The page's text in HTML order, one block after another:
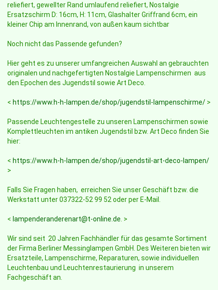
reliefiert, gewellter Rand umlaufend reliefiert, Nostalgie
Ersatzschirm D: 16cm, H: 11cm, Glashalter Griffrand 6cm, ein
kleiner Chip am Innenrand, von außen kaum sichtbar
Noch nicht das Passende gefunden?
Hier geht es zu unserer umfangreichen Auswahl an gebrauchten
originalen und nachgefertigten Nostalgie Lampenschirmen aus
den Epochen des Jugendstil sowie Art Deco.
< https://www.h-h-lampen.de/shop/jugendstil-lampenschirme/ >
Passende Leuchtengestelle zu unseren Lampenschirmen sowie
Komplettleuchten im antiken Jugendstil bzw. Art Deco finden Sie
hier:
< https://www.h-h-lampen.de/shop/jugendstil-art-deco-lampen/
>
Falls Sie Fragen haben, erreichen Sie unser Geschäft bzw. die
Werkstatt unter 037322-52 99 52 oder per E-Mail.
< lampenderanderenart@t-online.de. >
Wir sind seit 20 Jahren Fachhändler für das gesamte Sortiment
der Firma Berliner Messinglampen GmbH. Des Weiteren bieten wir
Ersatzteile, Lampenschirme, Reparaturen, sowie individuellen
Leuchtenbau und Leuchtenrestaurierung in unserem
Fachgeschäft an.